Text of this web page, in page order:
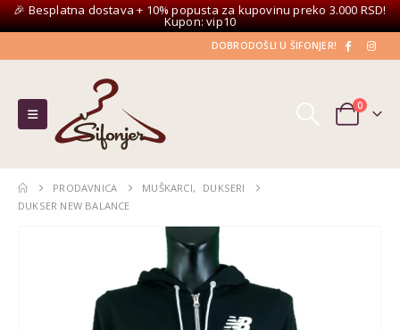
🎉 Besplatna dostava + 10% popusta za kupovinu preko 3.000 RSD!
Kupon: vip10
DOBRODOŠLI U ŠIFONJER!
0
PRODAVNICA MUŠKARCI,
DUKSERI
DUKSER NEW BALANCE